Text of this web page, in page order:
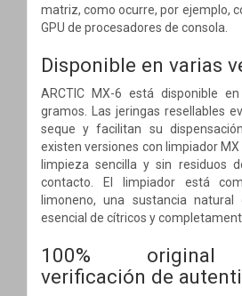
matriz, como ocurre, por ejemplo,
GPU de procesadores de consola.
Disponible en varias
ARCTIC MX-6 está disponible
gramos. Las jeringas resellables
seque y facilitan su
existen versiones con limpiador
limpieza sencilla y sin residuos
contacto. El limpiador está
limoneno, una sustancia
esencial de cítricos y
100% original
verificación de